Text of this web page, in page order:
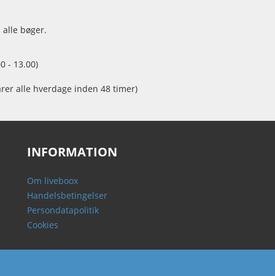
bøger.
- 13.00)
alle hverdage inden 48 timer)
INFORMATION
Om liveboox
Handelsbetingelser
Persondatapolitik
Cookies